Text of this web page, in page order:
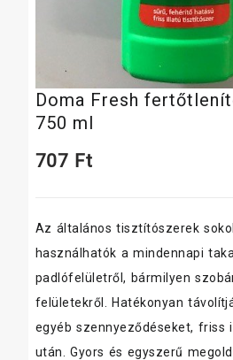
Doma Fresh
750 ml
707 Ft
Az általános tisztítószerek
használhatók a mindennapi
padlófelületről, bármilyen
felületekről. Hatékonyan
egyéb szennyeződéseket, friss
után. Gyors és egyszerű